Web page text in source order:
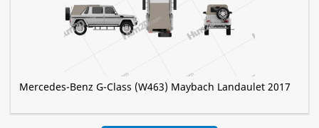
Mercedes-Benz G-Class (W463) Maybach Landaulet 2017